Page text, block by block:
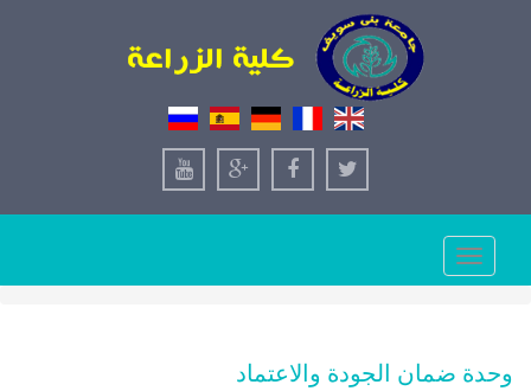
Toggle
navigation
وحدة ضمان الجودة والاعتماد